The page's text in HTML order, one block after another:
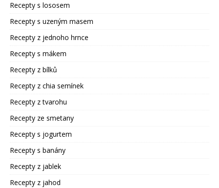
Recepty s lososem
Recepty s uzeným masem
Recepty z jednoho hrnce
Recepty s mákem
Recepty z bílků
Recepty z chia semínek
Recepty z tvarohu
Recepty ze smetany
Recepty s jogurtem
Recepty s banány
Recepty z jablek
Recepty z jahod